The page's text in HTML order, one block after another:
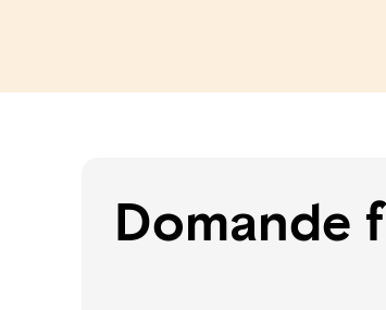
Domande